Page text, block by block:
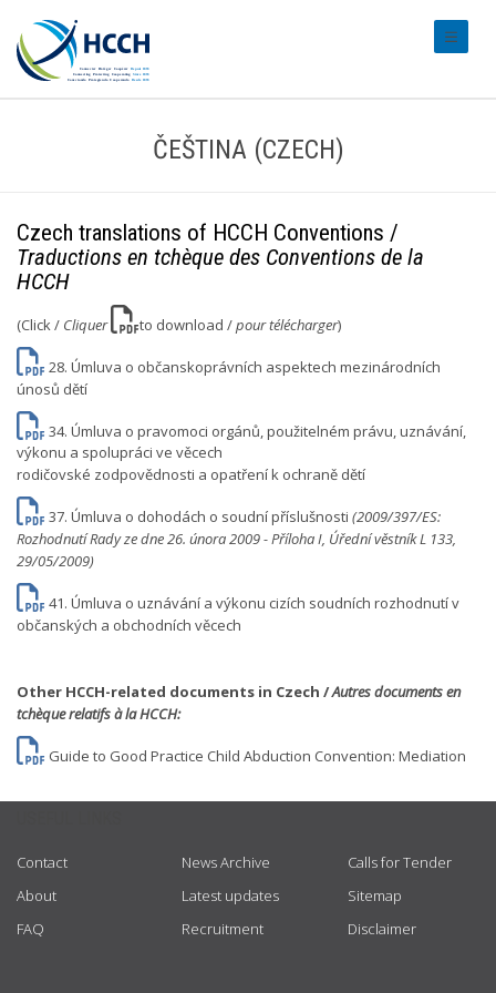
ČEŠTINA (CZECH)
Czech translations of HCCH Conventions /
Traductions en tchèque des Conventions de la
HCCH
(Click / Cliquer to download /pour télécharger)
28. Úmluva o občanskoprávních aspektech mezinárodních
únosů dětí
34. Úmluva o pravomoci orgánů, použitelném právu, uznávání,
výkonu a spolupráci ve věcech
rodičovské zodpovědnosti a opatření k ochraně dětí
37. Úmluva o dohodách o soudní příslušnosti (2009/397/ES:
Rozhodnutí Rady ze dne 26. února 2009 - Příloha I, Úřední věstník L 133,
29/05/2009)
41. Úmluva o uznávání a výkonu cizích soudních rozhodnutí v
občanských a obchodních věcech
Other HCCH-related documents in Czech /Autres documents en
tchèque relatifs à la HCCH:
Guide to Good Practice Child Abduction Convention: Mediation
Contact
About
FAQ
News Archive
Latest updates
Recruitment
Calls for Tender
Sitemap
Disclaimer